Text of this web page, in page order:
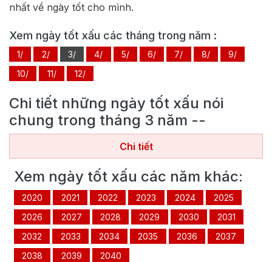
nhất về ngày tốt cho mình.
Xem ngày tốt xấu các tháng trong năm :
1/ 2/ 3/ 4/ 5/ 6/ 7/ 8/
9/
10/
11/ 12/
Chi tiết những ngày tốt xấu nói
chung trong tháng 3 năm --
Chi tiết
Xem ngày tốt xấu các năm khác:
2020 2021 2022 2023 2024
2025
2026
2027 2028 2029 2030
2031
2032
2033 2034 2035 2036
2037
2038
2039 2040